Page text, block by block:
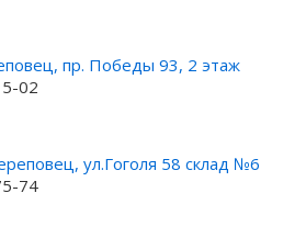
пр. Победы 93, 2 этаж
02
ул.Гоголя 58 склад №6
74